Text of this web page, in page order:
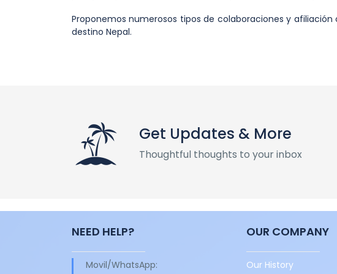
Proponemos numerosos tipos de colaboraciones y
destino Nepal.
Get Updates & More
Thoughtful thoughts to your inbox
NEED HELP?
Movil/WhatsApp:
OUR COMPANY
Our History